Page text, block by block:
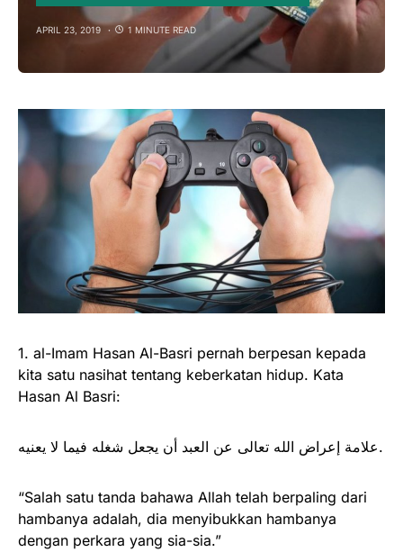
APRIL 23, 2019 1 MINUTE READ
1. al-Imam Hasan Al-Basri pernah berpesan kepada
kita satu nasihat tentang keberkatan hidup. Kata
Hasan Al Basri:
علامة إعراض الله تعالى عن العبد أن يجعل شغله فيما لا يعنيه.
“Salah satu tanda bahawa Allah telah berpaling dari
hambanya adalah, dia menyibukkan hambanya
dengan perkara yang sia-sia.”